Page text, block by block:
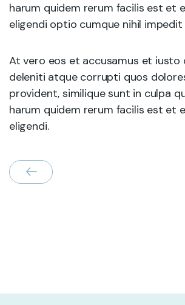
harum quidem rerum facilis est et
eligendi optio cumque nihil impedit
At vero eos et accusamus et
deleniti atque corrupti quos
provident, similique sunt in culpa
harum quidem rerum facilis est et
eligendi.